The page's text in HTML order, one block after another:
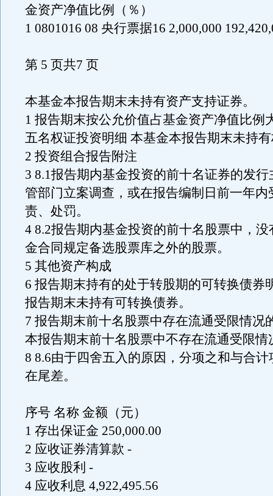
金资产净值比例（％）
1 0801016 08 央行票据16 2,000,000
第 5 页共7 页
本基金本报告期末未持有资产支持证券。
1 报告期末按公允价值占基金资产净值比例
五名权证投资明细 本基金本报告期末未持
2 投资组合报告附注
3 8.1报告期内基金投资的前十名证券的发
管部门立案调查，或在报告编制日前一年内
责、处罚。
4 8.2报告期内基金投资的前十名股票中，
金合同规定备选股票库之外的股票。
5 其他资产构成
6 报告期末持有的处于转股期的可转换债券
报告期末未持有可转换债券。
7 报告期末前十名股票中存在流通受限情况
本报告期末前十名股票中不存在流通受限情
8 8.6由于四舍五入的原因，分项之和与合
在尾差。
序号 名称 金额（元）
1 存出保证金 250,000.00
2 应收证券清算款 -
3 应收股利 -
4 应收利息 4,922,495.56